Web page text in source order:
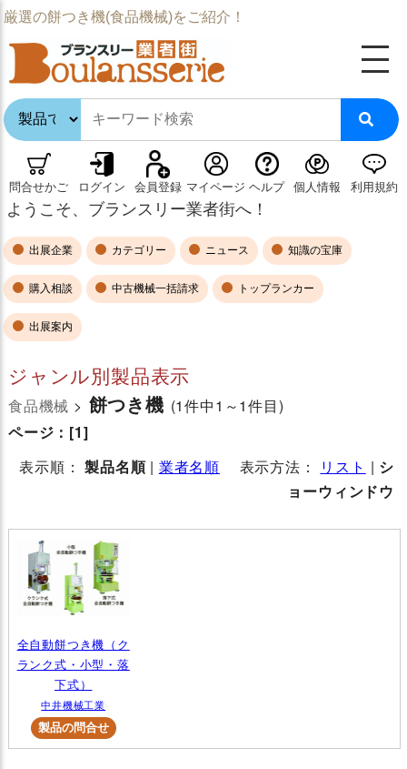
厳選の餅つき機(食品機械)をご紹介！
問合せかご ログイン 会員登録 マイページ ヘルプ 個人情報 利用規約
ようこそ、ブランスリー業者街へ！
出展企業 カテゴリー ニュース 知識の宝庫
購入相談 中古機械一括請求 トップランカー
出展案内
ジャンル別製品表示
食品機械 > 餅つき機 (1件中1～1件目)
ページ： [1]
表示順：製品名順| 業者名順 表示方法： リスト | シ
ョーウィンドウ
全自動餅つき機（ク
ランク式・小型・落
下式）
中井機械工業